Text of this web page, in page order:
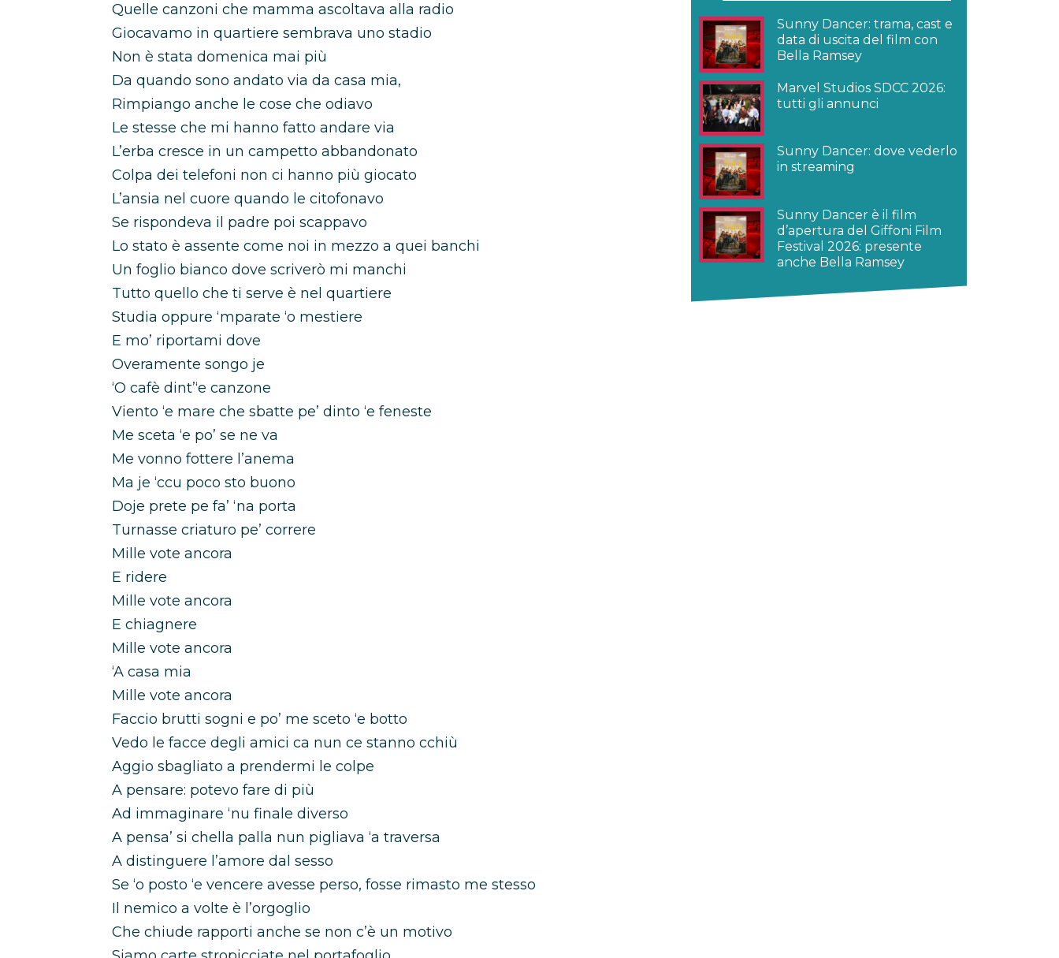
Quelle canzoni che mamma ascoltava alla radio
Giocavamo in quartiere sembrava uno stadio
Non è stata domenica mai più
Da quando sono andato via da casa mia,
Rimpiango anche le cose che odiavo
Le stesse che mi hanno fatto andare via
L’erba cresce in un campetto abbandonato
Colpa dei telefoni non ci hanno più giocato
L’ansia nel cuore quando le citofonavo
Se rispondeva il padre poi scappavo
Lo stato è assente come noi in mezzo a quei banchi
Un foglio bianco dove scriverò mi manchi
Tutto quello che ti serve è nel quartiere
Studia oppure ‘mparate ‘o mestiere
E mo’ riportami dove
Overamente songo je
‘O cafè dint’‘e canzone
Viento ‘e mare che sbatte pe’ dinto ‘e feneste
Me sceta ‘e po’ se ne va
Me vonno fottere l’anema
Ma je ‘ccu poco sto buono
Doje prete pe fa’ ‘na porta
Turnasse criaturo pe’ correre
Mille vote ancora
E ridere
Mille vote ancora
E chiagnere
Mille vote ancora
‘A casa mia
Mille vote ancora
Faccio brutti sogni e po’ me sceto ‘e botto
Vedo le facce degli amici ca nun ce stanno cchiù
Aggio sbagliato a prendermi le colpe
A pensare: potevo fare di più
Ad immaginare ‘nu finale diverso
A pensa’ si chella palla nun pigliava ‘a traversa
A distinguere l’amore dal sesso
Se ‘o posto ‘e vencere avesse perso, fosse rimasto me stesso
Il nemico a volte è l’orgoglio
Che chiude rapporti anche se non c’è un motivo
Sunny Dancer: trama, cast e
data di uscita del film con
Bella Ramsey
Marvel Studios SDCC 2026:
tutti gli annunci
Sunny Dancer: dove vederlo
in streaming
Sunny Dancer è il film
d’apertura del Giffoni Film
Festival 2026: presente
anche Bella Ramsey